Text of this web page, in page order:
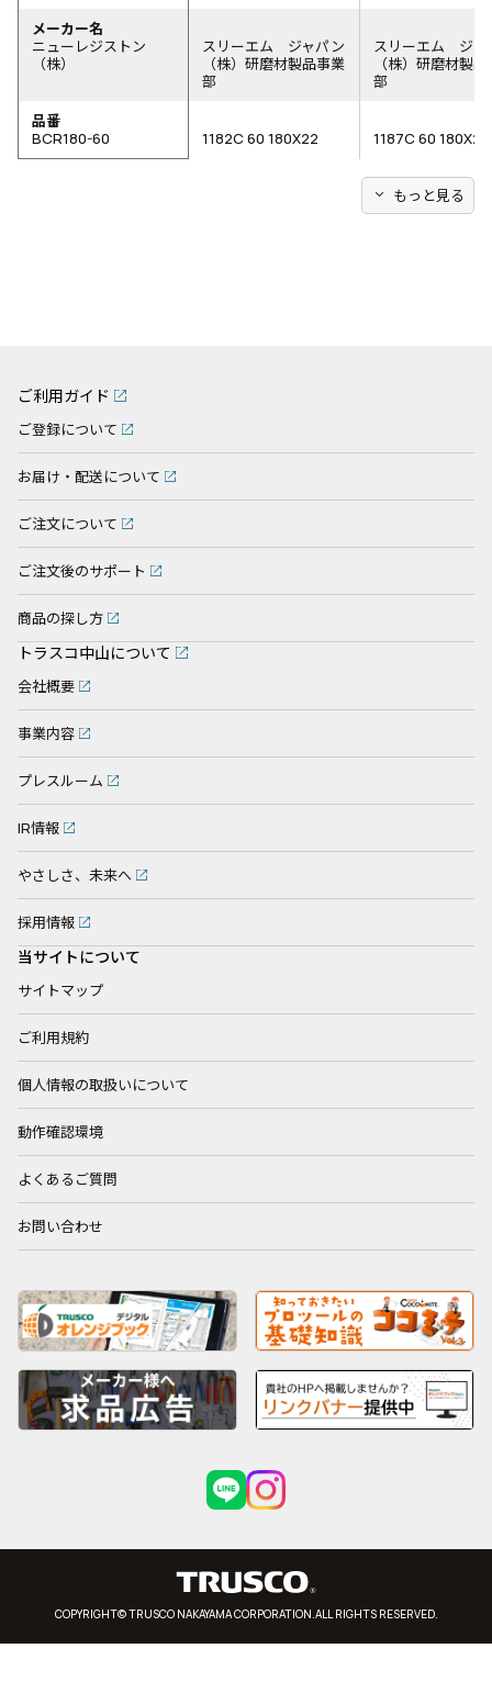
メーカー名
ニューレジストン
（株）
スリーエム ジャパン
（株）研磨材製品事業
部
スリーエム ジャ
（株）研磨材製
部
品番
BCR180-60
1182C 60 180X22 1187C 60 180X22
expand_more もっと見る
ご利用ガイド
ご登録について
お届け・配送について
ご注文について
ご注文後のサポート
商品の探し方
トラスコ中山について
会社概要
事業内容
プレスルーム
IR情報
やさしさ、未来へ
採用情報
当サイトについて
サイトマップ
ご利用規約
個人情報の取扱いについて
動作確認環境
よくあるご質問
お問い合わせ
COPYRIGHT© TRUSCO NAKAYAMA CORPORATION.ALL RIGHTS RESERVED.